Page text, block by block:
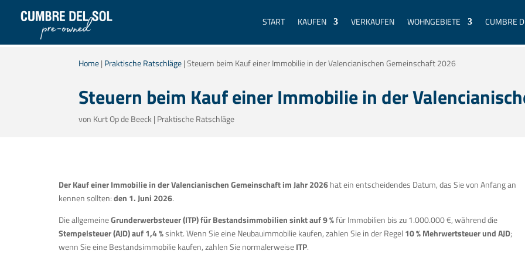
START KAUFEN VERKAUFEN WOHNGEBIETE CUMBRE
Home| Praktische Ratschläge|Steuern beim Kauf einer Immobilie in der Valencianischen Gemeinschaft 2026
Steuern beim Kauf einer Immobilie in der
von Kurt Op de Beeck | Praktische Ratschläge
Der Kauf einer Immobilie in der Valencianischen Gemeinschaft im Jahr 2026hat ein entscheidendes Datum, das Sie von Anfang an
kennen sollten:den 1. Juni 2026.
Die allgemeineGrunderwerbsteuer (ITP) für Bestandsimmobilien sinkt auf 9 %für Immobilien bis zu 1.000.000 €, während die
Stempelsteuer (AJD) auf 1,4 %sinkt. Wenn Sie eine Neubauimmobilie kaufen, zahlen Sie in der Regel 10 % Mehrwertsteuer und AJD;
wenn Sie eine Bestandsimmobilie kaufen, zahlen Sie normalerweiseITP.